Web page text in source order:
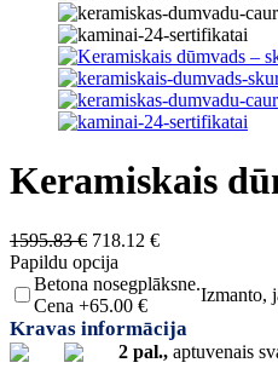
Keramiskais
1595.83€ Original
price
was:
1595.83 €.
718.12 €Current
is:
718.12 €.
Papildu opcija
Betona nosegplāksne.
Cena +65.00 €
Izmanto,
Kravas informācija
2 pal., aptuvenais